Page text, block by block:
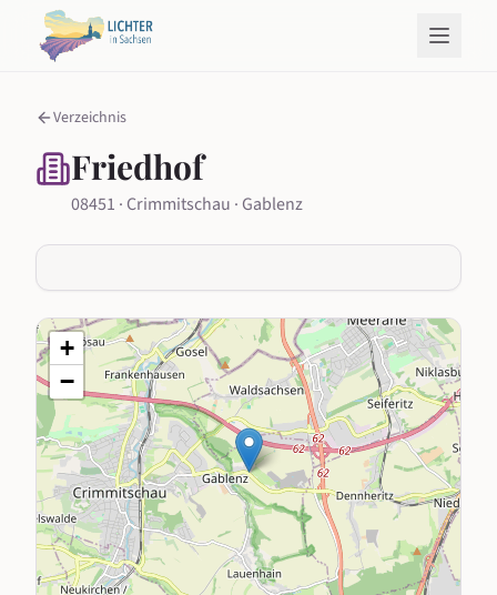
Verzeichnis
Friedhof
08451 · Crimmitschau · Gablenz
+
−